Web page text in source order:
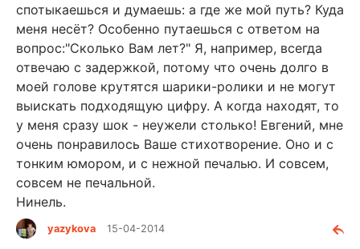
спотыкаешься и думаешь: а где же мой путь? Куда
меня несёт? Особенно путаешься с ответом на
вопрос:"Сколько Вам лет?" Я, например, всегда
отвечаю с задержкой, потому что очень долго в
моей голове крутятся шарики-ролики и не могут
выискать подходящую цифру. А когда находят, то
у меня сразу шок - неужели столько! Евгений, мне
очень понравилось Ваше стихотворение. Оно и с
тонким юмором, и с нежной печалью. И совсем,
совсем не печальной.
Нинель.
yazykova 15-04-2014